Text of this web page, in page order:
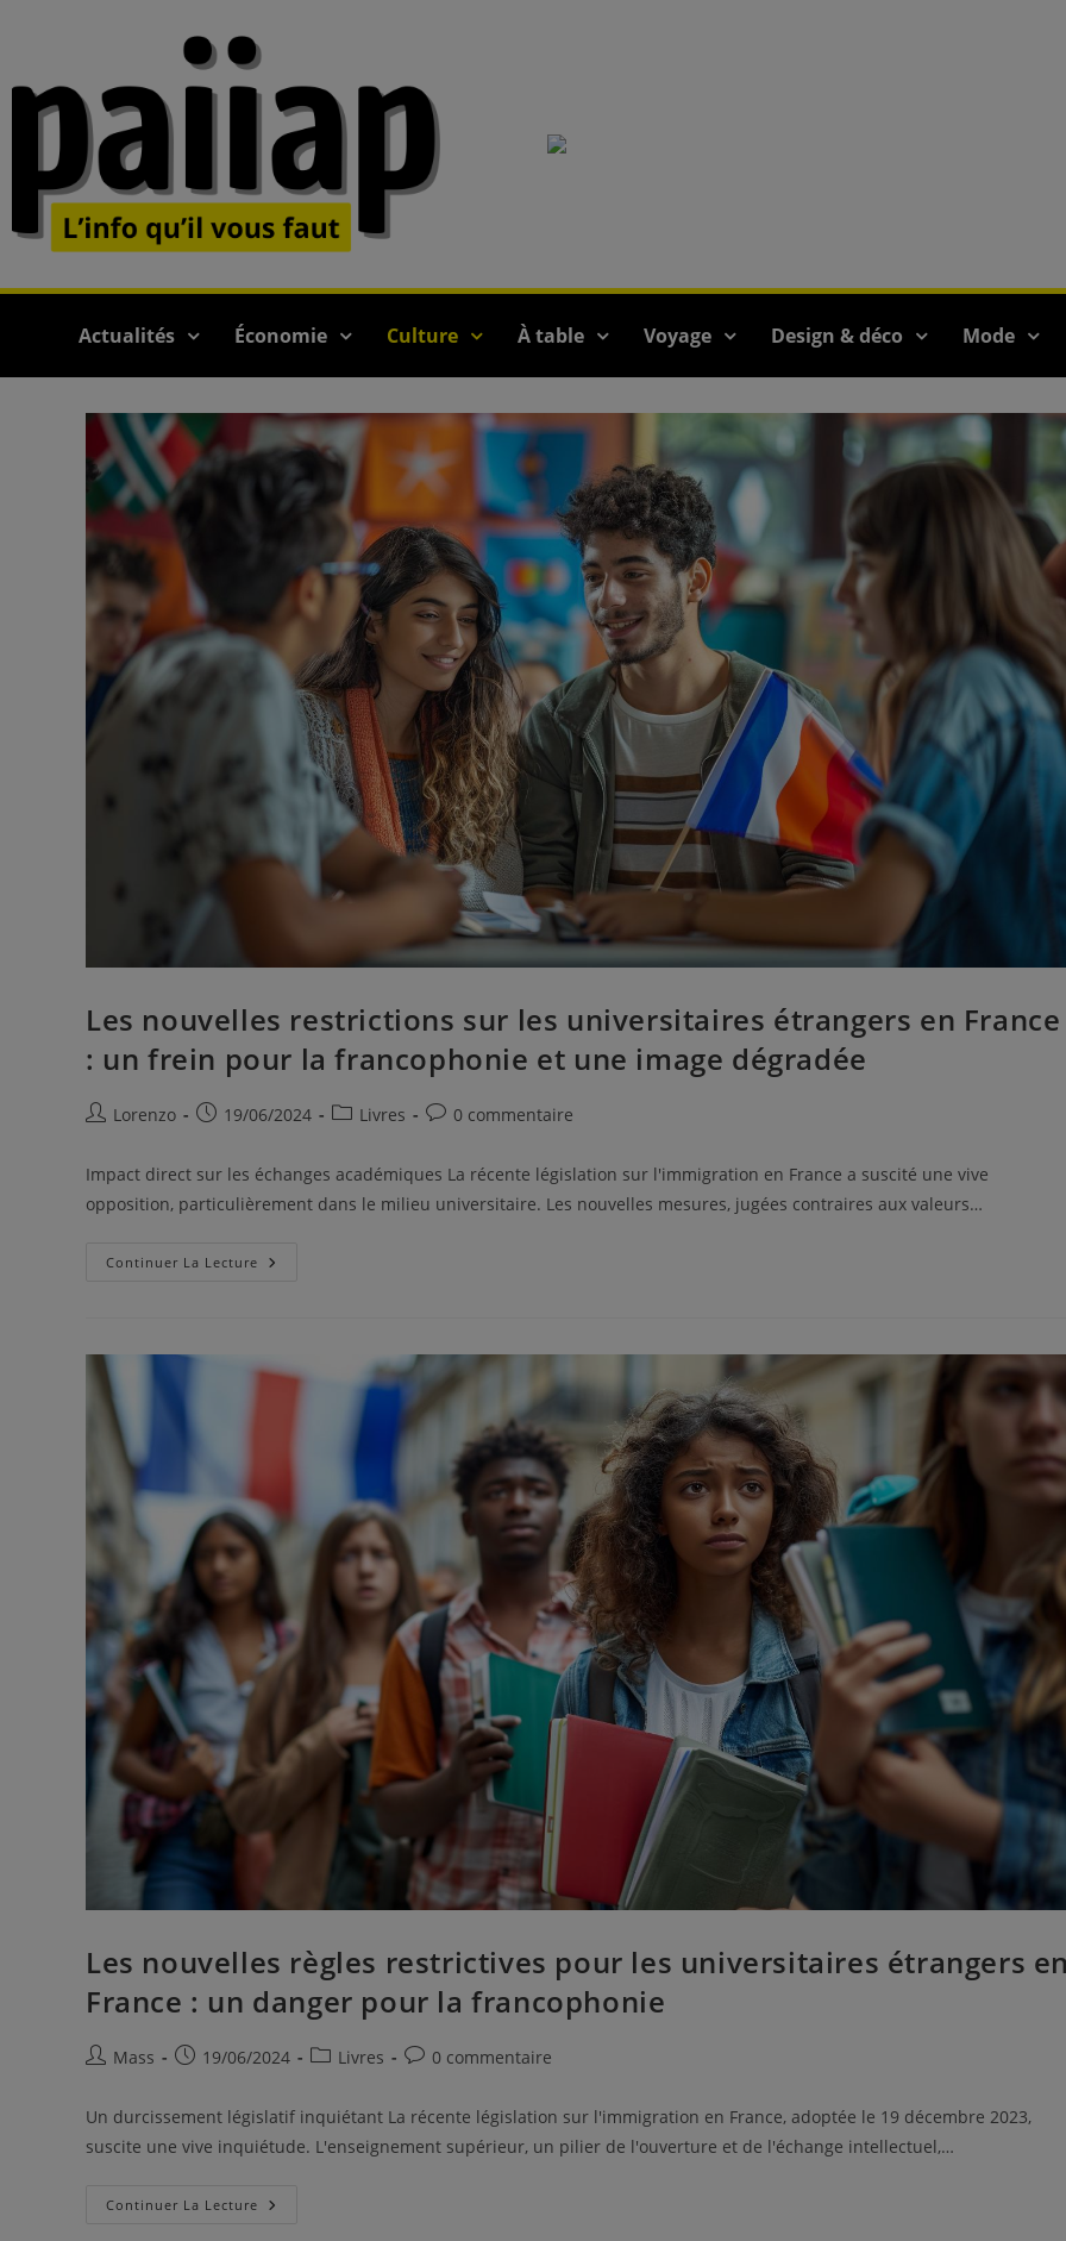
Actualités Économie Culture À table Voyage Design & déco Mode
Les nouvelles restrictions sur les universitaires étrangers en France
: un frein pour la francophonie et une image dégradée
Lorenzo 19/06/2024 Livres 0 commentaire
Impact direct sur les échanges académiques La récente législation sur l'immigration en France a suscité une vive
opposition, particulièrement dans le milieu universitaire. Les nouvelles mesures, jugées contraires aux valeurs…
Continuer La Lecture
Les nouvelles règles restrictives pour les universitaires étrangers
France : un danger pour la francophonie
Mass 19/06/2024 Livres 0 commentaire
Un durcissement législatif inquiétant La récente législation sur l'immigration en France, adoptée le 19 décembre 2023,
suscite une vive inquiétude. L'enseignement supérieur, un pilier de l'ouverture et de l'échange intellectuel,…
Continuer La Lecture